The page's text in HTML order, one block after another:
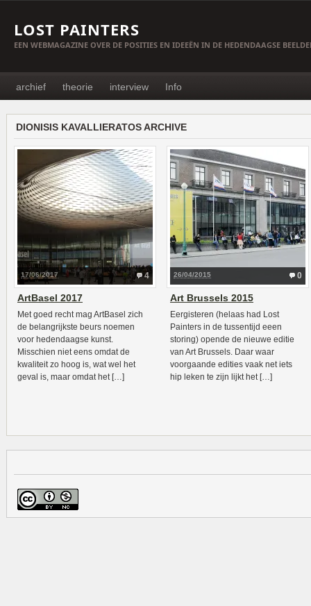
LOST PAINTERS
EEN WEBMAGAZINE OVER DE POSITIES EN IDEEËN IN DE HEDENDAAGSE
archief theorie interview Info
DIONISIS KAVALLIERATOS ARCHIVE
4
17/06/2017
ArtBasel 2017
Met goed recht mag ArtBasel zich
de belangrijkste beurs noemen
voor hedendaagse kunst.
Misschien niet eens omdat de
kwaliteit zo hoog is, wat wel het
geval is, maar omdat het […]
0
26/04/2015
Art Brussels 2015
Eergisteren (helaas had Lost
Painters in de tussentijd eeen
storing) opende de nieuwe editie
van Art Brussels. Daar waar
voorgaande edities vaak net iets
hip leken te zijn lijkt het […]